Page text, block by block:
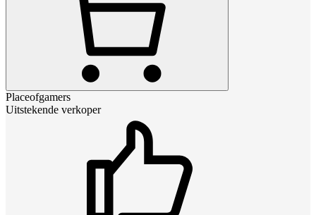
Placeofgamers
Uitstekende verkoper